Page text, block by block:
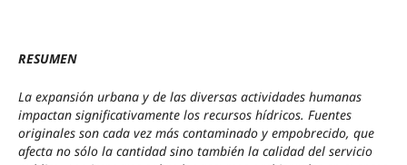
RESUMEN
La expansión urbana y de las diversas actividades humanas
impactan significativamente los recursos hídricos. Fuentes
originales son cada vez más contaminado y empobrecido, que
afecta no sólo la cantidad sino también la calidad del servicio